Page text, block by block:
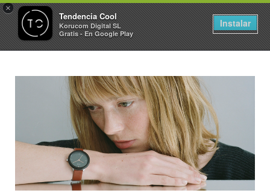
×
Tendencia Cool
Korucom Digital SL
Gratis - En Google Play
Instalar